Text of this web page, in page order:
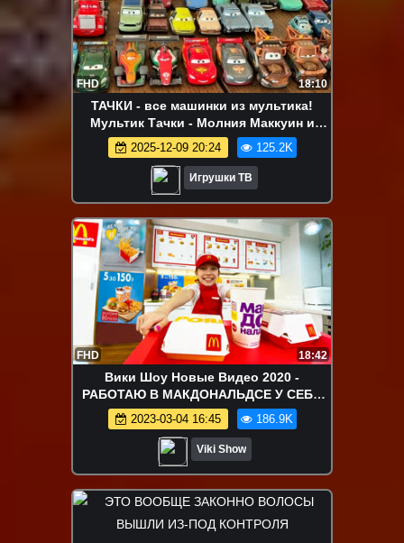
FHD 18:10
ТАЧКИ - все машинки из мультика!
Мультик Тачки - Молния Маккуин и
обзор на другие машинки.
2025-12-09 20:24 125.2K
Игрушки ТВ
FHD 18:42
Вики Шоу Новые Видео 2020 -
РАБОТАЮ В МАКДОНАЛЬДСЕ У СЕБЯ
ДОМА / Вики Шоу
2023-03-04 16:45 186.9K
Viki Show